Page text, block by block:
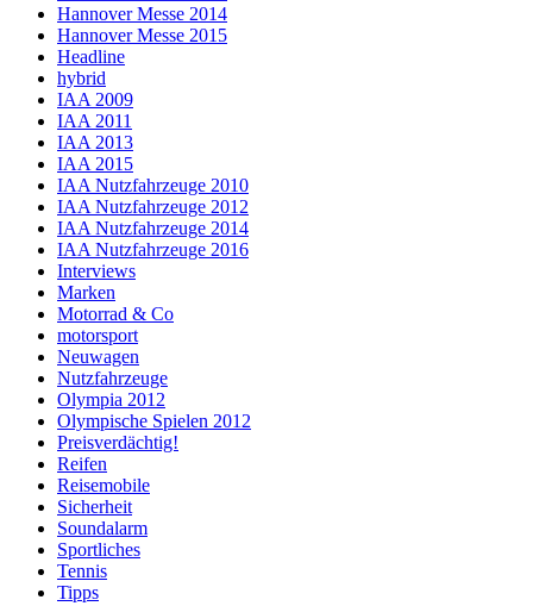
Hannover Messe 2014
Hannover Messe 2015
Headline
hybrid
IAA 2009
IAA 2011
IAA 2013
IAA 2015
IAA Nutzfahrzeuge 2010
IAA Nutzfahrzeuge 2012
IAA Nutzfahrzeuge 2014
IAA Nutzfahrzeuge 2016
Interviews
Marken
Motorrad & Co
motorsport
Neuwagen
Nutzfahrzeuge
Olympia 2012
Olympische Spielen 2012
Preisverdächtig!
Reifen
Reisemobile
Sicherheit
Soundalarm
Sportliches
Tennis
Tipps